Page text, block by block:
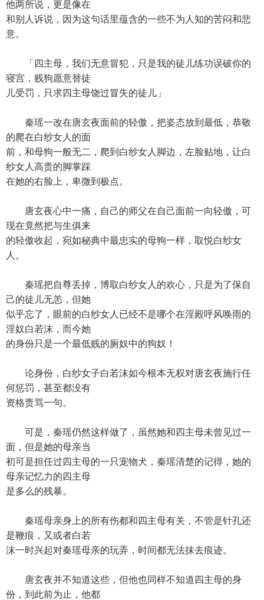
他两所说，更是像在
和别人诉说，因为这句话里蕴含的一些不为人知的苦闷和悲
意。
「四主母，我们无意冒犯，只是我的徒儿练功误破你的
寝宫，贱狗愿意替徒
儿受罚，只求四主母饶过冒失的徒儿」
秦瑶一改在唐玄夜面前的轻傲，把姿态放到最低，恭敬
的爬在白纱女人的面
前，和母狗一般无二，爬到白纱女人脚边，左脸贴地，让白
纱女人高贵的脚掌踩
在她的右脸上，卑微到极点。
唐玄夜心中一痛，自己的师父在自己面前一向轻傲，可
现在竟然把与生俱来
的轻傲收起，宛如秘典中最忠实的母狗一样，取悦白纱女
人。
秦瑶把自尊丢掉，博取白纱女人的欢心，只是为了保自
己的徒儿无恙，但她
似乎忘了，眼前的白纱女人已经不是哪个在淫殿呼风唤雨的
淫奴白若沫，而今她
的身份只是一个最低贱的厕奴中的狗奴！
论身份，白纱女子白若沫如今根本无权对唐玄夜施行任
何惩罚，甚至都没有
资格责骂一句。
可是，秦瑶仍然这样做了，虽然她和四主母未曾见过一
面，但是她的母亲当
初可是担任过四主母的一只宠物犬，秦瑶清楚的记得，她的
母亲记忆力的四主母
是多么的残暴。
秦瑶母亲身上的所有伤都和四主母有关，不管是针孔还
是鞭痕，又或者白若
沫一时兴起对秦瑶母亲的玩弄，时间都无法抹去痕迹。
唐玄夜并不知道这些，但他也同样不知道四主母的身
份，到此前为止，他都